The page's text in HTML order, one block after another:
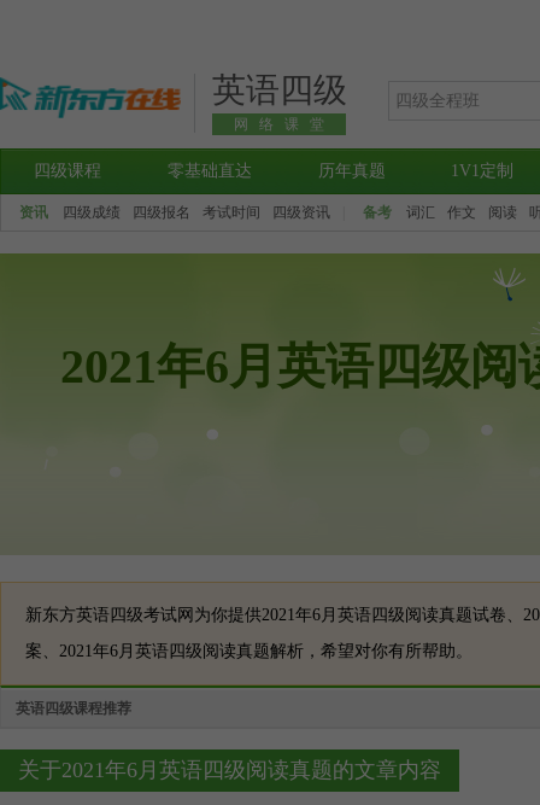
英语四级
网络课堂
四级课程 零基础直达 历年真题 1V1定制
资讯 四级成绩 四级报名 考试时间 四级资讯 备考 词汇 作文 阅读
2021年6月英语四级阅
新东方英语四级考试网为你提供2021年6月英语四级阅读真题试卷、
案、2021年6月英语四级阅读真题解析，希望对你有所帮助。
英语四级课程推荐
关于2021年6月英语四级阅读真题的文章内容